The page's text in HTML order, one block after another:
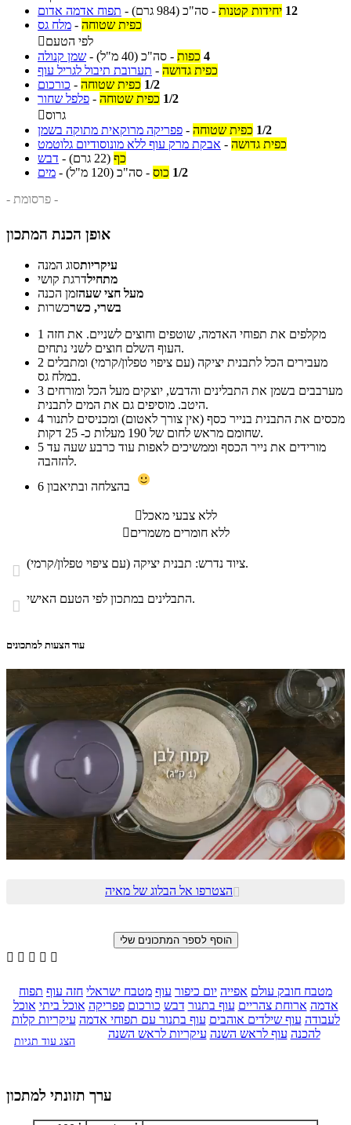
תפוח אדמה אדום - 12 יחידות קטנות - סה"כ (984 גרם)
מלח גס - כפית שטוחה
לפי הטעם
שמן קנולה - 4 כפות - סה"כ (40 מ"ל)
תערובת תיבול לגריל עוף - כפית גדושה
כורכום - 1/2 כפית שטוחה
פלפל שחור - 1/2 כפית שטוחה
גרוס
פפריקה מרוקאית מתוקה בשמן - 1/2 כפית שטוחה
אבקת מרק עוף ללא מונוסודיום גלוטמט - כפית גדושה
דבש - כף (22 גרם)
מים - 1/2 כוס - סה"כ (120 מ"ל)
- פרסומת -
אופן הכנת המתכון
עיקריותסוג המנה
מתחילדרגת קושי
מעל חצי שעהזמן הכנה
בשרי, כשרכשרות
1
העוף השלם חוצים לשני נתחים.
2
במלח גס.
3
היטב. מוסיפים גם את המים לתבנית.
4
שחומם מראש לחום של 190 מעלות כ- 25 דקות.
5
להזהבה.
6
ללא צבעי מאכל
ללא חומרים משמרים
 ציוד נדרש: תבנית יציקה (עם ציפוי טפלון/קרמי).
 התבלינים במתכון לפי הטעם האישי.
עוד הצעות למתכונים
הצטרפו אל הבלוג של מאיה
    
מטבח חובק עולם אפייה יום כיפור עוף מטבח ישראלי חזה עוף תפוח
אדמה ארוחת צהריים עוף בתנור דבש כורכום פפריקה אוכל ביתי אוכל
לעבודה עוף שילדים אוהבים עוף בתנור עם תפוחי אדמה עיקריות קלות
להכנה עוף לראש השנה עיקריות לראש השנה
הצג עוד תגיות
ערך תזונתי למתכון